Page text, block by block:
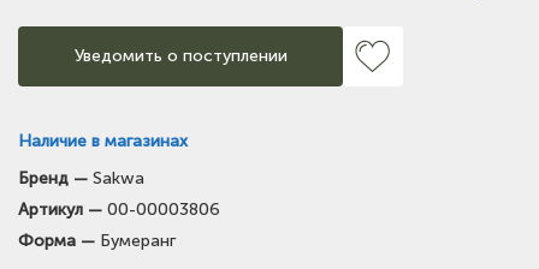
Уведомить о поступлении
Наличие в магазинах
Тел: +7-3854-222-223
Бренд — Sakwa
Артикул — 00-00003806
Форма — Бумеранг